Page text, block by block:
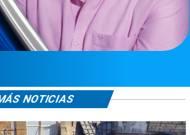
NOTICIAS